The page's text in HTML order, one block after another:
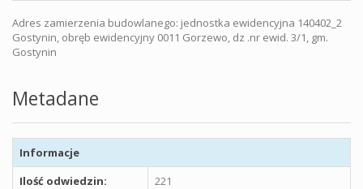
Adres zamierzenia budowlanego: jednostka ewidencyjna 140402_2
Gostynin, obręb ewidencyjny 0011 Gorzewo, dz .nr ewid. 3/1, gm.
Gostynin
Metadane
Informacje
Ilość odwiedzin:
221